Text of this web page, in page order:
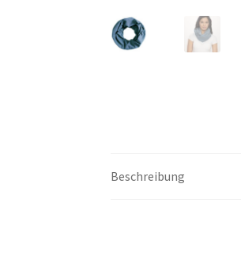
Beschreibung